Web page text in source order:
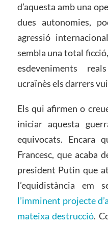
d’aquesta amb una
dues autonomies,
agressió
sembla una total
esdeveniments
ucraïnès els darrers
Els qui afirmen o
iniciar aquesta
equivocats. Encara
Francesc, que acaba
president Putin que
l’equidistància em
l’imminent projecte
mateixa destrucció.